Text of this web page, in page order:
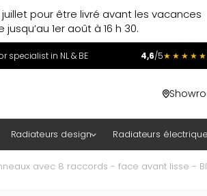
pour être livré avant les vacances
1er août à 16 h 30.
specialist in NL & BE 4,6/5★★★★★
Radiateurs design Radiateurs
avec 8 raccords - face avant lisse -